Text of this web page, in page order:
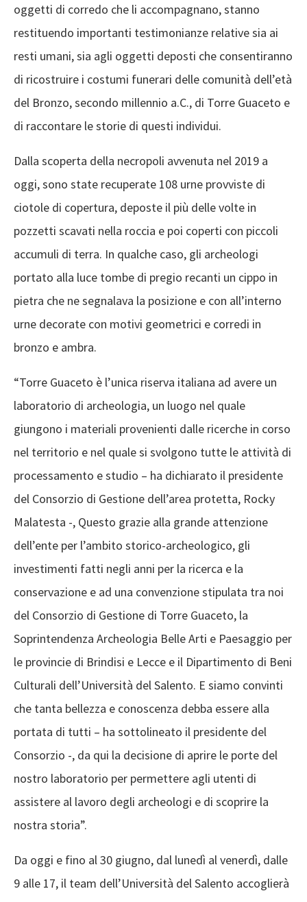
oggetti di corredo che li accompagnano, stanno
restituendo importanti testimonianze relative sia ai
resti umani, sia agli oggetti deposti che consentiranno
di ricostruire i costumi funerari delle comunità dell’età
del Bronzo, secondo millennio a.C., di Torre Guaceto e
di raccontare le storie di questi individui.
Dalla scoperta della necropoli avvenuta nel 2019 a
oggi, sono state recuperate 108 urne provviste di
ciotole di copertura, deposte il più delle volte in
pozzetti scavati nella roccia e poi coperti con piccoli
accumuli di terra. In qualche caso, gli archeologi
portato alla luce tombe di pregio recanti un cippo in
pietra che ne segnalava la posizione e con all’interno
urne decorate con motivi geometrici e corredi in
bronzo e ambra.
“Torre Guaceto è l’unica riserva italiana ad avere un
laboratorio di archeologia, un luogo nel quale
giungono i materiali provenienti dalle ricerche in corso
nel territorio e nel quale si svolgono tutte le attività di
processamento e studio – ha dichiarato il presidente
del Consorzio di Gestione dell’area protetta, Rocky
Malatesta -, Questo grazie alla grande attenzione
dell’ente per l’ambito storico-archeologico, gli
investimenti fatti negli anni per la ricerca e la
conservazione e ad una convenzione stipulata tra noi
del Consorzio di Gestione di Torre Guaceto, la
Soprintendenza Archeologia Belle Arti e Paesaggio per
le provincie di Brindisi e Lecce e il Dipartimento di Beni
Culturali dell’Università del Salento. E siamo convinti
che tanta bellezza e conoscenza debba essere alla
portata di tutti – ha sottolineato il presidente del
Consorzio -, da qui la decisione di aprire le porte del
nostro laboratorio per permettere agli utenti di
assistere al lavoro degli archeologi e di scoprire la
nostra storia”.
Da oggi e fino al 30 giugno, dal lunedì al venerdì, dalle
9 alle 17, il team dell’Università del Salento accoglierà